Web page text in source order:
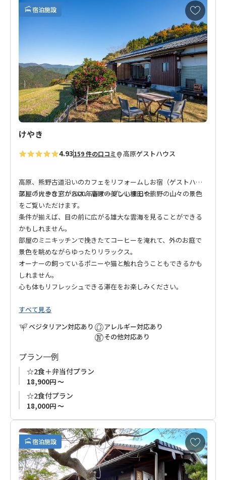
宿泊施設
お
気
に
入
り
に
追
加
けやき
4.93159 件の口コミ 高原ゲストハウス
高原、熊野古道沿いのカフェをリフォームしお宿（ゲストハウ
ス）「けやき」が2020年春オープンしました。
部屋の大きな窓からは、高原の美しい棚田や熊野の山々の景色
をご覧いただけます。
条件が揃えば、目の前に広がる雄大な雲海を見ることができる
かもしれません。
部屋のミニキッチンで挽きたてコーヒーを淹れて、外のお庭で
景色を眺めながらゆったりリラックス。
オーナーの飼っているポニーや猫と触れ合うこともできるかも
しれません。
心も体もリフレッシュできる滞在をお楽しみください。
すべて見る
ベジタリアン対応あり
アレルギー対応あり
その他対応あり
プラン一例
☆2食＋弁当付プラン
18,900円 ～
☆2食付プラン
18,000円 ～
宿泊施設
お
気
に
入